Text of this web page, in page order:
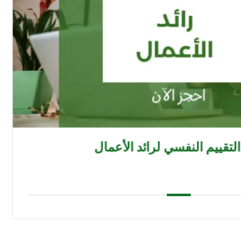
التقييم النفسي لرائد الأعمال